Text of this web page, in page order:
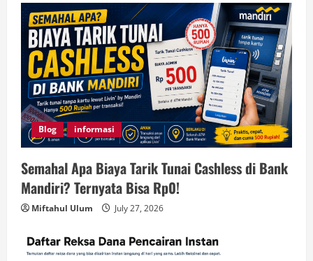
Blog informasi
Semahal Apa Biaya Tarik Tunai Cashless di Bank
Mandiri? Ternyata Bisa Rp0!
Miftahul Ulum July 27, 2026